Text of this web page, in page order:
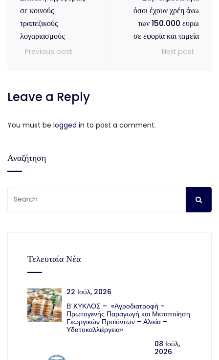
σε κοινούς
τραπεζικούς
λογαριασμούς
Previous post
όσοι έχουν χρέη άνω
των 150.000 ευρω
σε εφορία και ταμεία
Next post
Leave a Reply
You must be logged in to post a comment.
Αναζήτηση
Τελευταία Νέα
22 Ιούλ, 2026
Β΄ΚΥΚΛΟΣ – «Αγροδιατροφή –
Πρωτογενής Παραγωγή και Μεταποίηση
Γεωργικών Προϊόντων – Αλιεία –
Υδατοκαλλιέργεια»
08 Ιούλ,
2026